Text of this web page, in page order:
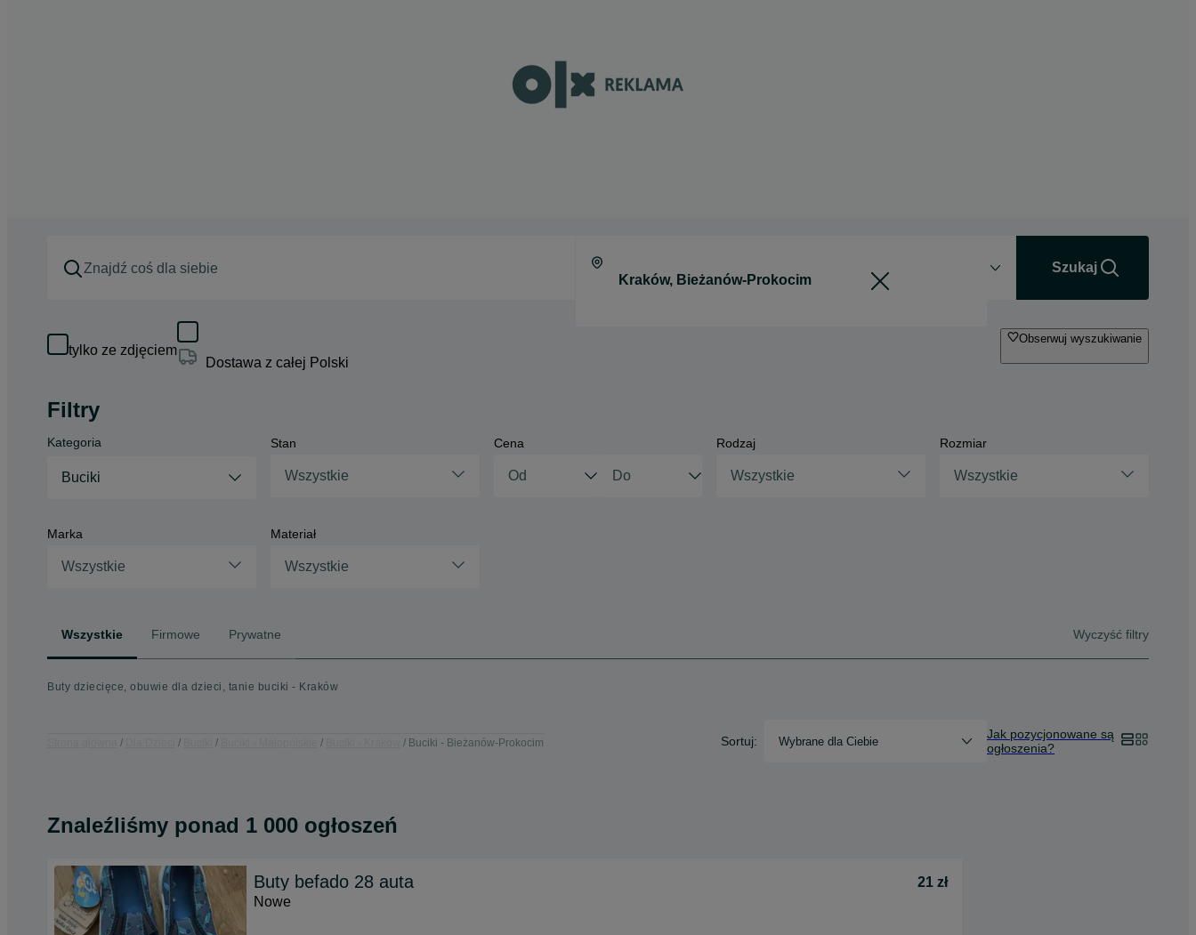
Szukaj
tylko ze zdjęciem
Dostawa z całej Polski
Obserwuj wyszukiwanie
Filtry
Kategoria
Buciki
Stan
Wszystkie
Cena Rodzaj
Wszystkie
Rozmiar
Wszystkie
Marka
Wszystkie
Materiał
Wszystkie
Wszystkie Firmowe Prywatne Wyczyść filtry
Buty dziecięce, obuwie dla dzieci, tanie buciki - Kraków
Buciki - Bieżanów-Prokocim Sortuj: Wybrane dla Ciebie
Jak pozycjonowane są
ogłoszenia?
Znaleźliśmy ponad 1 000 ogłoszeń
Buty befado 28 auta
21 zł
Nowe